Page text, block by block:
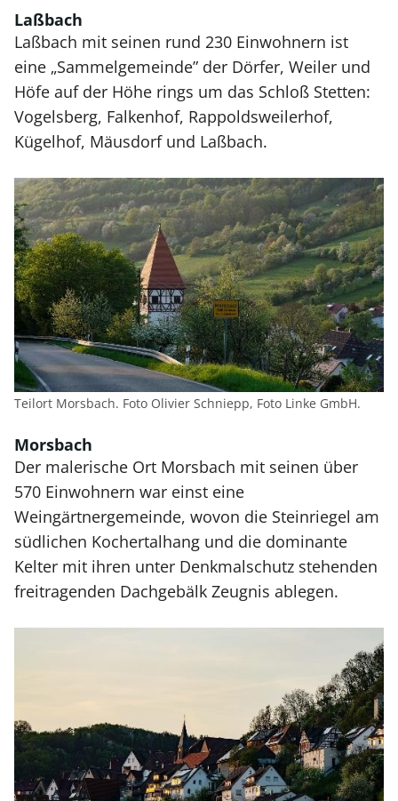
Laßbach
Laßbach mit seinen rund 230 Einwohnern ist
eine „Sammelgemeinde” der Dörfer, Weiler und
Höfe auf der Höhe rings um das Schloß Stetten:
Vogelsberg, Falkenhof, Rappoldsweilerhof,
Kügelhof, Mäusdorf und Laßbach.
Teilort Morsbach. Foto Olivier Schniepp, Foto Linke GmbH.
Morsbach
Der malerische Ort Morsbach mit seinen über
570 Einwohnern war einst eine
Weingärtnergemeinde, wovon die Steinriegel am
südlichen Kochertalhang und die dominante
Kelter mit ihren unter Denkmalschutz stehenden
freitragenden Dachgebälk Zeugnis ablegen.